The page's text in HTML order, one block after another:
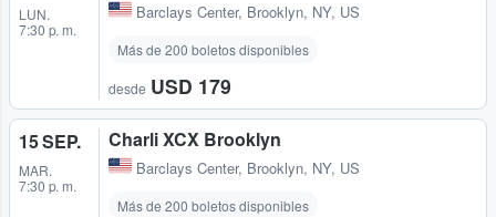
LUN.
7:30 p. m.
Barclays Center, Brooklyn, NY, US
Más de 200 boletos disponibles
desde USD 179
15 SEP.
MAR.
7:30 p. m.
Charli XCX Brooklyn
Barclays Center, Brooklyn, NY, US
Más de 200 boletos disponibles